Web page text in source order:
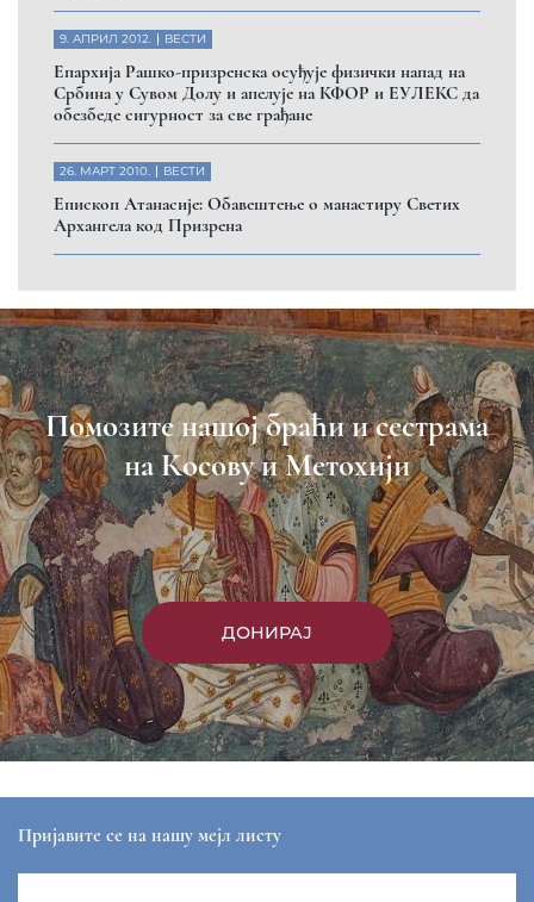
9. АПРИЛ 2012. ВЕСТИ
Eпархија Рашко-призренска осуђује физички напад на
Србина у Сувом Долу и апелује на КФОР и ЕУЛЕКС да
обезбеде сигурност за све грађане
26. МАРТ 2010. ВЕСТИ
Eпископ Атанасије: Обавештење о манастиру Светих
Архангела код Призрена
Помозите нашој браћи и сестрама
на Косову и Метохији
ДОНИРАЈ
Пријавите се на нашу мејл листу